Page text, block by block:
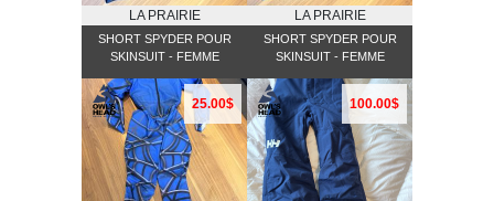
LA PRAIRIE
SHORT SPYDER POUR
SKINSUIT - FEMME
LA PRAIRIE
SHORT SPYDER POUR
SKINSUIT - FEMME
25.00$ 100.00$